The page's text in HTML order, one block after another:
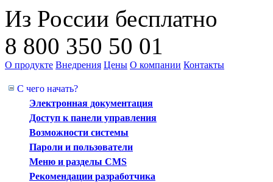
Из России бесплатно
8 800 350 50 01
О продукте Внедрения Цены О компании Контакты
С чего начать?
Электронная документация
Доступ к панели управления
Возможности системы
Пароли и пользователи
Меню и разделы CMS
Рекомендации разработчика